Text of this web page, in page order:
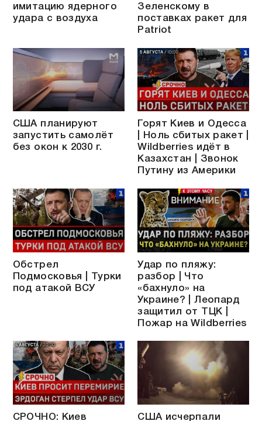
имитацию ядерного
удара с воздуха
Зеленскому в
поставках ракет для
Patriot
США планируют
запустить самолёт
без окон к 2030 г.
Горят Киев и Одесса
| Ноль сбитых ракет |
Wildberries идёт в
Казахстан | Звонок
Путину из Америки
Обстрел
Подмосковья | Турки
под атакой ВСУ
Удар по пляжу:
разбор | Что
«бахнуло» на
Украине? | Леопард
защитил от ТЦК |
Пожар на Wildberries
СРОЧНО: Киев США исчерпали